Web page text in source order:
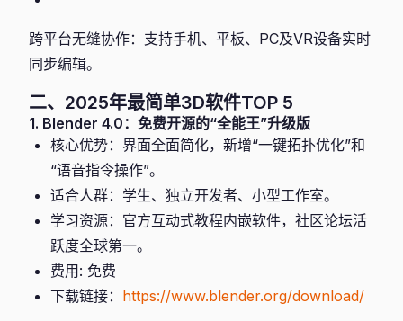
跨平台无缝协作：支持手机、平板、PC及VR设备实时
同步编辑。
二、2025年最简单3D软件TOP 5
1. Blender 4.0：免费开源的“全能王”升级版
核心优势：界面全面简化，新增“一键拓扑优化”和
“语音指令操作”。
适合人群：学生、独立开发者、小型工作室。
学习资源：官方互动式教程内嵌软件，社区论坛活
跃度全球第一。
费用: 免费
下载链接： https://www.blender.org/download/